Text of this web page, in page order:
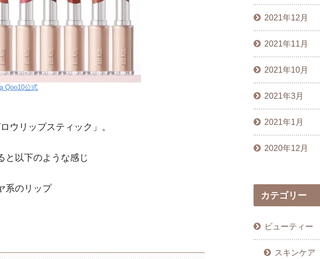
Qoo10公式
ウリップスティック」。
と以下のような感じ
系のリップ
2021年12月
2021年11月
2021年10月
2021年3月
2021年1月
2020年12月
カテゴリー
ビューティー
スキンケア